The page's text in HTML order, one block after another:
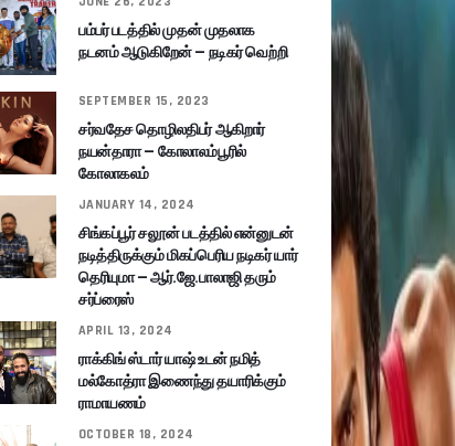
பம்பர் படத்தில் முதன் முதலாக
நடனம் ஆடுகிறேன் – நடிகர் வெற்றி
SEPTEMBER 15, 2023
சர்வதேச தொழிலதிபர் ஆகிறார்
நயன்தாரா – கோலாலம்பூரில்
கோலாகலம்
JANUARY 14, 2024
சிங்கப்பூர் சலூன் படத்தில் என்னுடன்
நடித்திருக்கும் மிகப்பெரிய நடிகர் யார்
தெரியுமா – ஆர்.ஜே.பாலாஜி தரும்
சர்ப்ரைஸ்
APRIL 13, 2024
ராக்கிங் ஸ்டார் யாஷ் உடன் நமித்
மல்கோத்ரா இணைந்து தயாரிக்கும்
ராமாயணம்
OCTOBER 18, 2024